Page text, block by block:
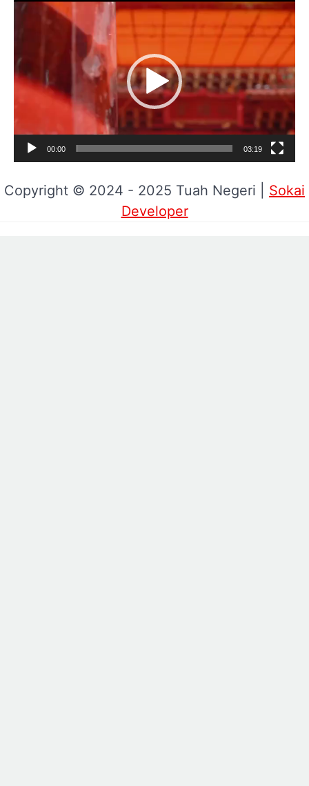
Pemutar
00:00 03:19
Copyright © 2024 - 2025 Tuah Negeri | Sokai
Developer